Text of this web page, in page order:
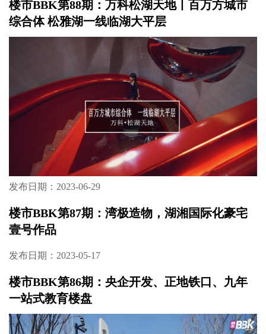
楼市BBK第88期：万科松湖天地丨百万方城市
综合体 松雅湖一线临湖大平层
发布日期：2023-06-29
楼市BBK第87期：湾极造物，湖湘国际化豪宅
壹号作品
发布日期：2023-05-17
楼市BBK第86期：央企开发、正地铁口、九年
一站式教育楼盘